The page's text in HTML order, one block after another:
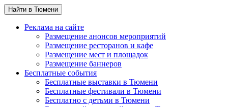
Найти в Тюмени
Реклама на сайте
Размещение анонсов мероприятий
Размещение ресторанов и кафе
Размещение мест и площадок
Размещение баннеров
Бесплатные события
Бесплатные выставки в Тюмени
Бесплатные фестивали в Тюмени
Бесплатно с детьми в Тюмени